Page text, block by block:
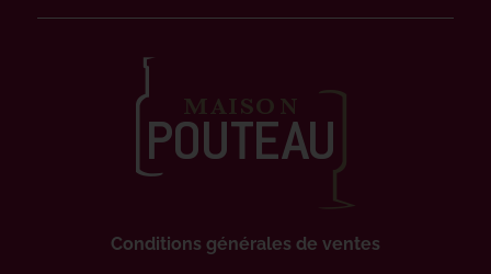
Conditions générales de ventes